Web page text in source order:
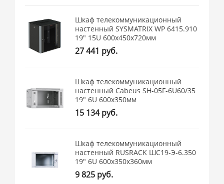
Шкаф телекоммуникационный
настенный SYSMATRIX WP 6415.910
19" 15U 600x450x720мм
27 441 руб.
Шкаф телекоммуникационный
настенный Cabeus SH-05F-6U60/35
19" 6U 600x350мм
15 134 руб.
Шкаф телекоммуникационный
настенный RUSRACK ШС19-Э-6.350
19" 6U 600x350x360мм
9 825 руб.